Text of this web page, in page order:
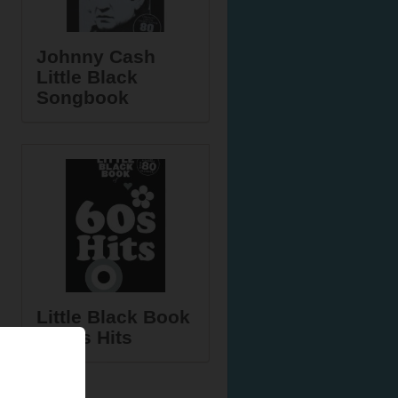
Johnny Cash
Little Black
Songbook
Little Black Book
of 60s Hits